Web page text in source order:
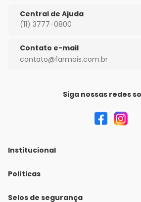
Central de Ajuda
(11) 3777-0800
Contato e-mail
contato@farmais.com.br
Siga nossas redes
Institucional
Quem Somos
Nossas lojas
Políticas
Política de Envio
Selos de segurança